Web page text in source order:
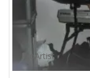
ProArtist